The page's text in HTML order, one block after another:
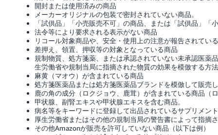
開封または使用済みの商品
メーカーオリジナルの包装で密封されていない商品。
「試供品」「小売販売不可」の商品、または「試供品」
法令等により要求される表示がない商品
リコール対象商品や、安全・使用上の注意が報告されてい
差押え、領置、押収等の対象となっている商品
規制物質、処方箋薬、または承認されていない未承認医薬
生労働省や規制当局に指摘された物質の効果を模倣する方
麻黄（マオウ）が含まれている商品
処方箋医薬品または処方箋医薬品ブランドを模倣して販売
鹿の角の成分（ロクジョウ、鹿茸）が含まれている商品（
甲状腺、副腎エキスや甲状腺エキスを含む商品。
病名等をキーワードに登録して出品されているサプリメント
厚生労働省またはその他の規制当局の警告書によって指摘
その他Amazonが販売を許可していない商品（以下は例）